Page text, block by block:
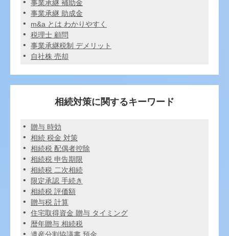
事業承継 補助金
事業承継 助成金
m&a とは わかりやすく
税理士 顧問
事業承継税制 デメリット
自社株 売却
相続対策に関するキーワード
贈与 時効
相続 税金 対策
相続税 配偶者控除
相続税 申告期限
相続税 二次相続
限定承認 手続き
相続税 評価額
贈与税 計算
住宅取得資金 贈与 タイミング
暦年贈与 相続税